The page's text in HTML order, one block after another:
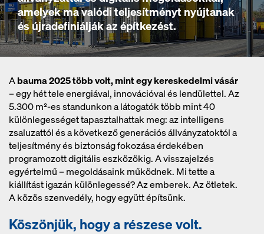
amelyek ma valódi teljesítményt nyújtanak
és újradefiniálják az építkezést.
Abauma 2025 több volt, mint egy kereskedelmi vásár
– egy hét tele energiával, innovációval és lendülettel. Az
5.300 m²-es standunkon a látogatók több mint 40
különlegességet tapasztalhattak meg: az intelligens
zsaluzattól és a következő generációs állványzatoktól a
teljesítmény és biztonság fokozása érdekében
programozott digitális eszközökig. A visszajelzés
egyértelmű – megoldásaink működnek. Mi tette a
kiállítást igazán különlegessé? Az emberek. Az ötletek.
A közös szenvedély, hogy együtt építsünk.
Köszönjük, hogy a részese volt.